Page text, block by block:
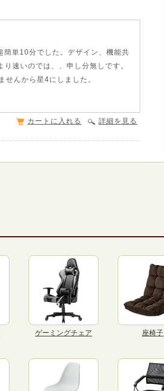
簡単10分でした。デザイン、機能共
速いのでは、、申し分無しです。
せんから星4にしました。
詳細を見る
カートに入れる
ゲーミングチェア 座椅子